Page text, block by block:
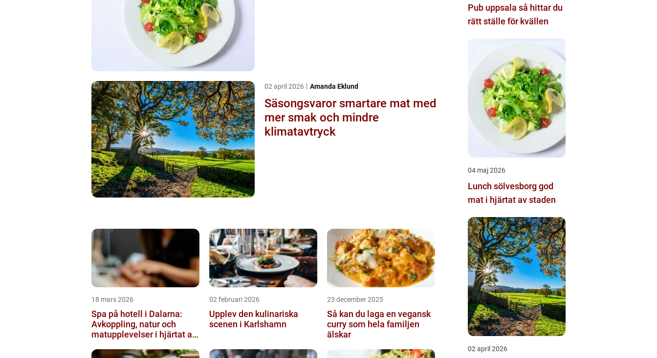
02 april 2026 Amanda Eklund
Säsongsvaror smartare mat med
mer smak och mindre
klimatavtryck
18 mars 2026
Spa på hotell i Dalarna:
Avkoppling, natur och
matupplevelser i hjärtat av
02 februari 2026
Upplev den kulinariska
scenen i Karlshamn
23 december 2025
Så kan du laga en vegansk
curry som hela familjen
älskar
Pub uppsala så hittar du
rätt ställe för kvällen
04 maj 2026
Lunch sölvesborg god
mat i hjärtat av staden
02 april 2026